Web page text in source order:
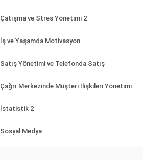
Çatışma ve Stres Yönetimi 2
İş ve Yaşamda Motivasyon
Satış Yönetimi ve Telefonda Satış
Çağrı Merkezinde Müşteri İlişkileri Yönetimi
İstatistik 2
Sosyal Medya